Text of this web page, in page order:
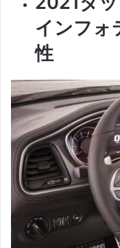
インフォ
性